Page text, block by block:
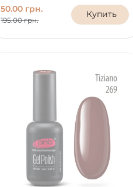
50.00 грн.
195.00 грн.
Купить